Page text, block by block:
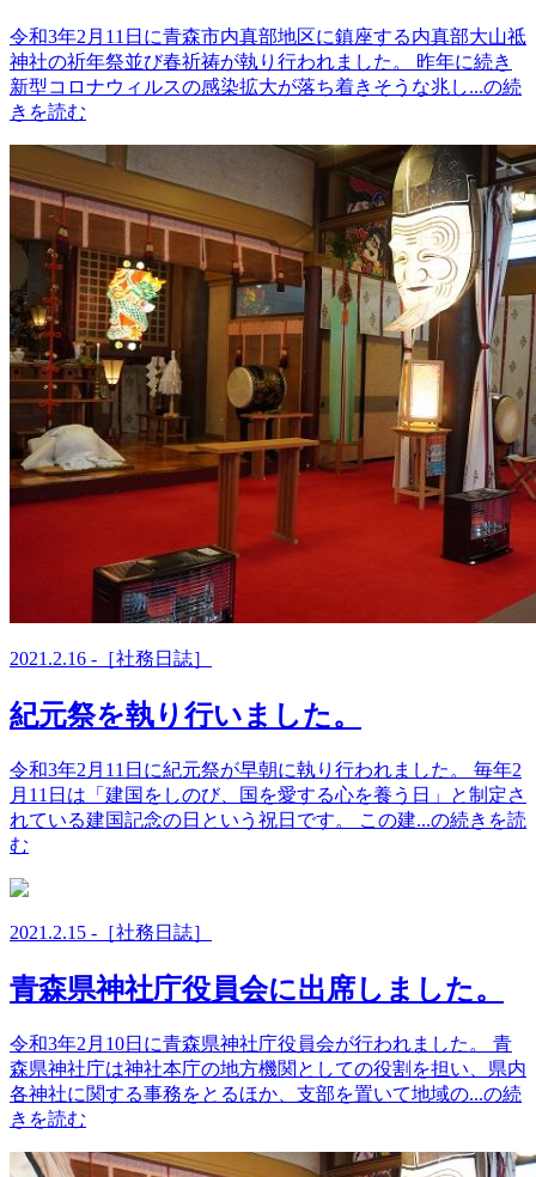
令和3年2月11日に青森市内真部地区に鎮座する内真部大山祗
神社の祈年祭並び春祈祷が執り行われました。 昨年に続き
新型コロナウィルスの感染拡大が落ち着きそうな兆し...の続
きを読む
2021.2.16 -［社務日誌］
紀元祭を執り行いました。
令和3年2月11日に紀元祭が早朝に執り行われました。 毎年2
月11日は「建国をしのび、国を愛する心を養う日」と制定さ
れている建国記念の日という祝日です。 この建...の続きを読
む
2021.2.15 -［社務日誌］
青森県神社庁役員会に出席しました。
令和3年2月10日に青森県神社庁役員会が行われました。 青
森県神社庁は神社本庁の地方機関としての役割を担い、県内
各神社に関する事務をとるほか、支部を置いて地域の...の続
きを読む